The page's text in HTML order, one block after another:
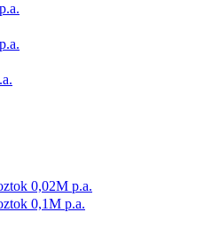
0,02M p.a.
0,1M p.a.